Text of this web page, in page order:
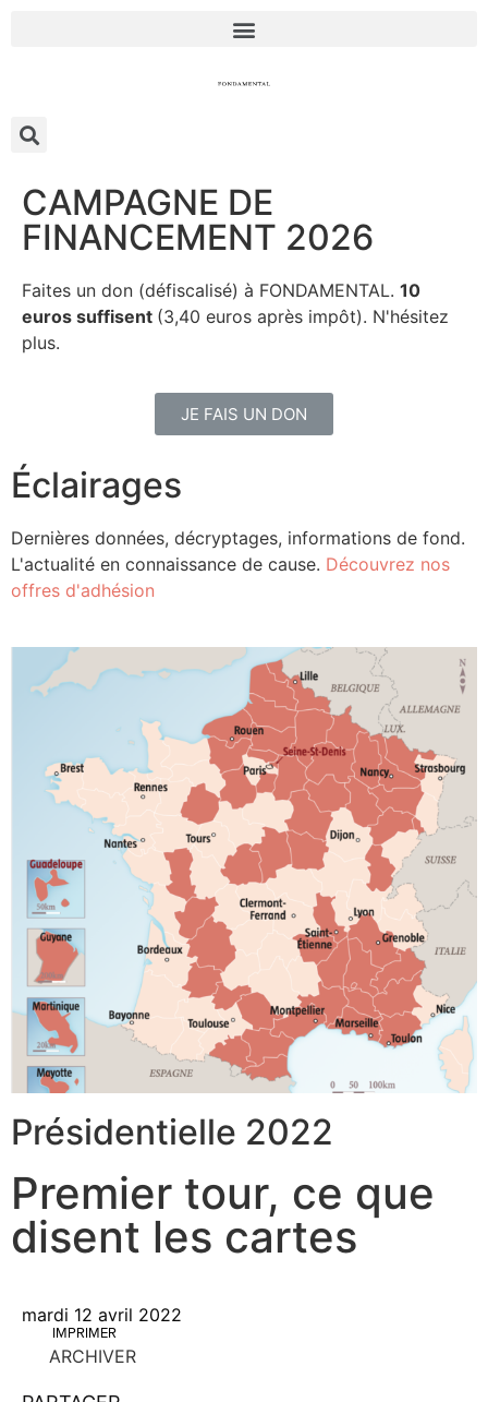
CAMPAGNE DE
FINANCEMENT 2026
Faites un don (défiscalisé) à FONDAMENTAL. 10
euros suffisent (3,40 euros après impôt). N'hésitez
plus.
JE FAIS UN DON
Éclairages
Dernières données, décryptages, informations de fond.
L'actualité en connaissance de cause. Découvrez nos
offres d'adhésion
Présidentielle 2022
Premier tour, ce que
disent les cartes
mardi 12 avril 2022
IMPRIMER
ARCHIVER